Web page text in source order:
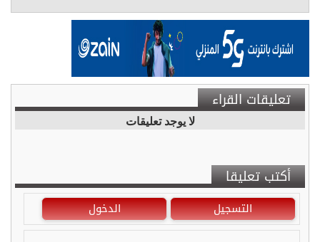
تعليقات القراء
لا يوجد تعليقات
أكتب تعليقا
التسجيل الدخول